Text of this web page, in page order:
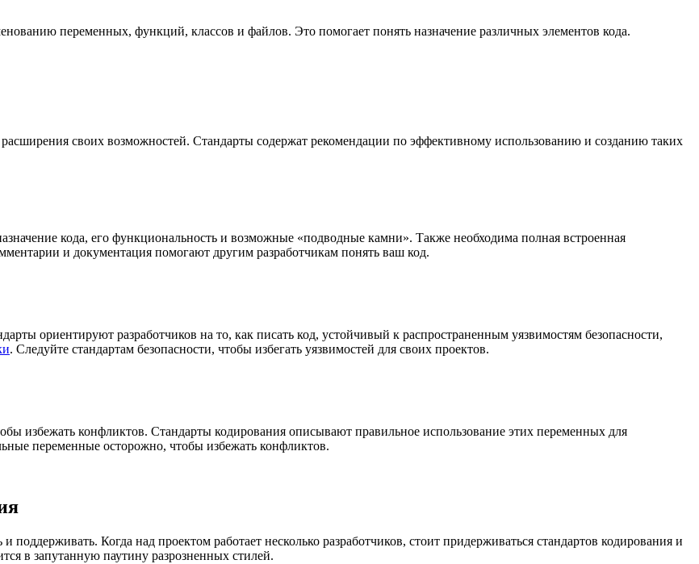
переменных, функций, классов и файлов. Это помогает понять назначение различных элементов кода.
своих возможностей. Стандарты содержат рекомендации по эффективному использованию и созданию таких
кода, его функциональность и возможные «подводные камни». Также необходима полная встроенная
и документация помогают другим разработчикам понять ваш код.
ориентируют разработчиков на то, как писать код, устойчивый к распространенным уязвимостям безопасности,
. Следуйте стандартам безопасности, чтобы избегать уязвимостей для своих проектов.
избежать конфликтов. Стандарты кодирования описывают правильное использование этих переменных для
переменные осторожно, чтобы избежать конфликтов.
Когда над проектом работает несколько разработчиков, стоит придерживаться стандартов кодирования и
в запутанную паутину разрозненных стилей.